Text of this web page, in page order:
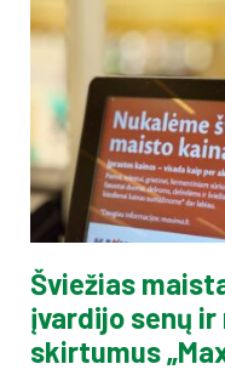
Šviežias
įvardijo senų
skirtumus